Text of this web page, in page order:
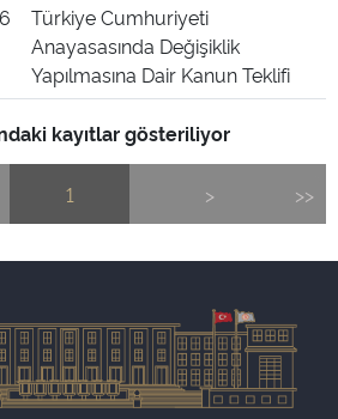
Türkiye Cumhuriyeti
Anayasasında Değişiklik
Yapılmasına Dair Kanun Teklifi
kayıtlar gösteriliyor
1 > >>